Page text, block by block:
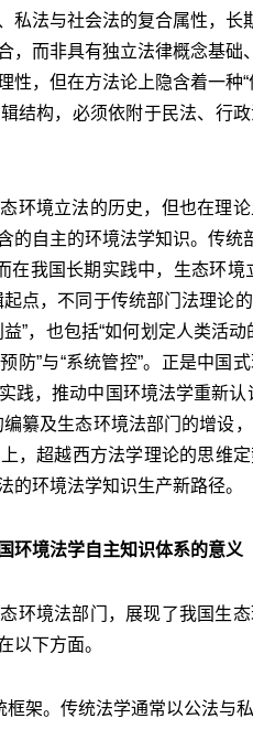
私法与社会法的复合属性，长
，而非具有独立法律概念基础
性，但在方法论上隐含着一种
结构，必须依附于民法、行
环境立法的历史，但也在理
的自主的环境法学知识。传统
在我国长期实践中，生态环境
点，不同于传统部门法理论
”，也包括“如何划定人类活
防”与“系统管控”。正是中国
践，推动中国环境法学重新认
纂及生态环境法部门的增设
，超越西方法学理论的思维
的环境法学知识生产新路径。
环境法学自主知识体系的意义
环境法部门，展现了我国生
以下方面。
框架。传统法学通常以公法与